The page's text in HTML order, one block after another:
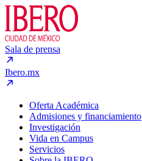
Sala de prensa
Ibero.mx
Oferta Académica
Admisiones y financiamiento
Investigación
Vida en Campus
Servicios